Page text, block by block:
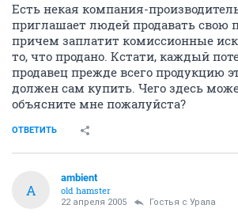
Есть некая компания-
приглашает людей продавать свою
причем заплатит комиссионные
то, что продано. Кстати, каждый
продавец прежде всего продукцию
должен сам купить. Чего здесь
объясните мне пожалуйста?
ОТВЕТИТЬ
A
ambient
old hamster
22 апреля 2005 Гостья с Урала